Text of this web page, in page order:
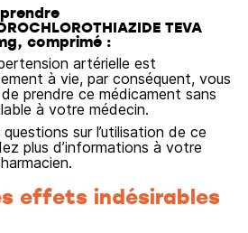
TEVA
comprimé :
artérielle est
à vie, par conséquent, vous
prendre ce médicament sans
à votre médecin.
sur l’utilisation de ce
plus d’informations à votre
effets indésirables